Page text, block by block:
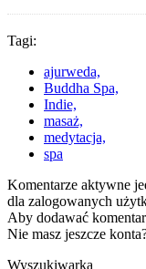
Tagi:
ajurweda,
Buddha Spa,
Indie,
masaż,
medytacja,
spa
Komentarze aktywne
dla zalogowanych
Aby dodawać
Nie masz jeszcze
Wyszukiwarka